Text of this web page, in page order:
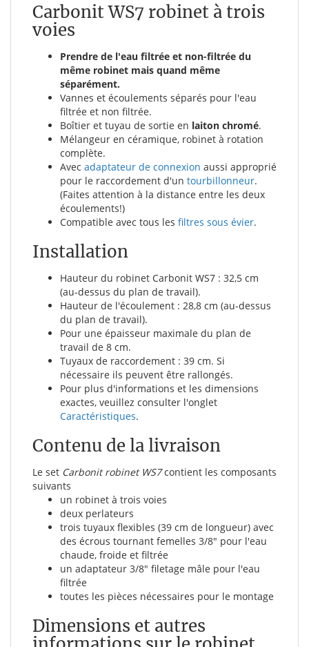
Carbonit WS7 robinet à trois
voies
Prendre de l'eau filtrée et non-filtrée du
même robinet mais quand même
séparément.
Vannes et écoulements séparés pour l'eau
filtrée et non filtrée.
Boîtier et tuyau de sortie en laiton chromé.
Mélangeur en céramique, robinet à rotation
complète.
Avec adaptateur de connexion aussi approprié
pour le raccordement d'un tourbillonneur.
(Faites attention à la distance entre les deux
écoulements!)
Compatible avec tous les filtres sous évier.
Installation
Hauteur du robinet Carbonit WS7 : 32,5 cm
(au-dessus du plan de travail).
Hauteur de l'écoulement : 28,8 cm (au-dessus
du plan de travail).
Pour une épaisseur maximale du plan de
travail de 8 cm.
Tuyaux de raccordement : 39 cm. Si
nécessaire ils peuvent être rallongés.
Pour plus d'informations et les dimensions
exactes, veuillez consulter l'onglet
Caractéristiques.
Contenu de la livraison
Le set Carbonit robinet WS7contient les composants
suivants
un robinet à trois voies
deux perlateurs
trois tuyaux flexibles (39 cm de longueur) avec
des écrous tournant femelles 3/8" pour l'eau
chaude, froide et filtrée
un adaptateur 3/8" filetage mâle pour l'eau
filtrée
toutes les pièces nécessaires pour le montage
Dimensions et autres